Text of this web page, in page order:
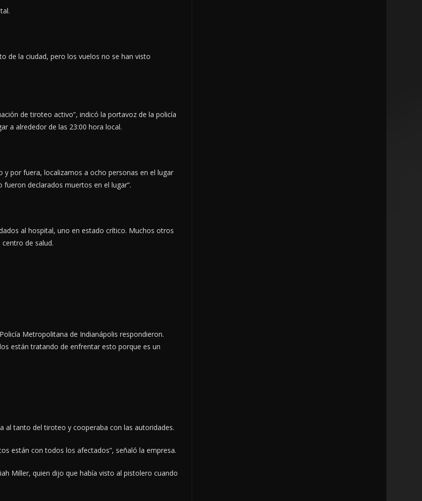
de la ciudad, pero los vuelos no se han visto
de tiroteo activo”, indicó la portavoz de la policía
a alrededor de las 23:00 hora local.
por fuera, localizamos a ocho personas en el lugar
declarados muertos en el lugar”.
al hospital, uno en estado crítico. Muchos otros
de salud.
Metropolitana de Indianápolis respondieron.
están tratando de enfrentar esto porque es un
al tanto del tiroteo y cooperaba con las autoridades.
están con todos los afectados”, señaló la empresa.
Miller, quien dijo que había visto al pistolero cuando